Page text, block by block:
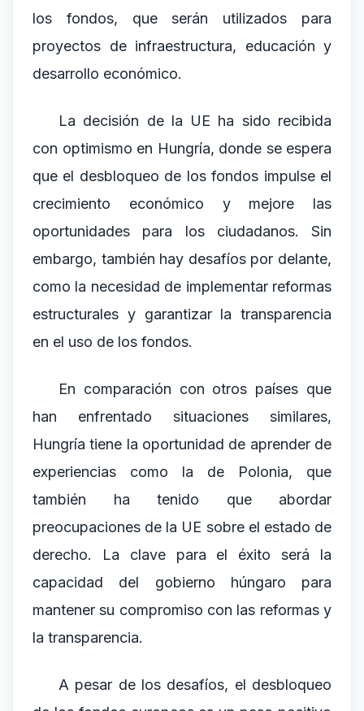
los fondos, que serán utilizados para
proyectos de infraestructura, educación y
desarrollo económico.
La decisión de la UE ha sido recibida
con optimismo en Hungría, donde se espera
que el desbloqueo de los fondos impulse el
crecimiento económico y mejore las
oportunidades para los ciudadanos. Sin
embargo, también hay desafíos por delante,
como la necesidad de implementar reformas
estructurales y garantizar la transparencia
en el uso de los fondos.
En comparación con otros países que
han enfrentado situaciones similares,
Hungría tiene la oportunidad de aprender de
experiencias como la de Polonia, que
también ha tenido que abordar
preocupaciones de la UE sobre el estado de
derecho. La clave para el éxito será la
capacidad del gobierno húngaro para
mantener su compromiso con las reformas y
la transparencia.
A pesar de los desafíos, el desbloqueo